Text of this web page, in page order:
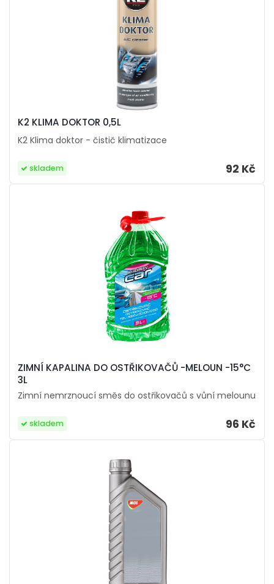
K2 KLIMA DOKTOR 0,5L
K2 Klima doktor - čistič klimatizace
92 Kč
skladem
ZIMNÍ KAPALINA DO OSTŘIKOVAČŮ -MELOUN -15°C
3L
Zimní nemrznoucí směs do ostřikovačů s vůní melounu
96 Kč
skladem